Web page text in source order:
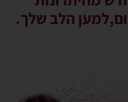
הלב שלך.